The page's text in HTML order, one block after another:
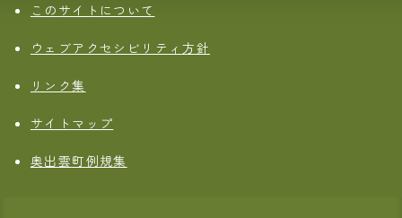
このサイトについて
ウェブアクセシビリティ方針
リンク集
サイトマップ
奥出雲町例規集